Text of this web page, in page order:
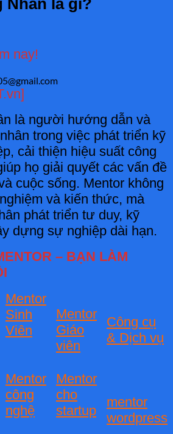
nay!
là người hướng dẫn và
trong việc phát triển kỹ
cải thiện hiệu suất công
họ giải quyết các vấn đề
cuộc sống. Mentor không
và kiến thức, mà
phát triển tư duy, kỹ
dựng sự nghiệp dài hạn.
– BẠN LÀM
Mentor
Sinh
Viên
Mentor
Giáo
viên
Công cụ
& Dịch vụ
Mentor
công
nghệ
Mentor
cho
startup
mentor
wordpress